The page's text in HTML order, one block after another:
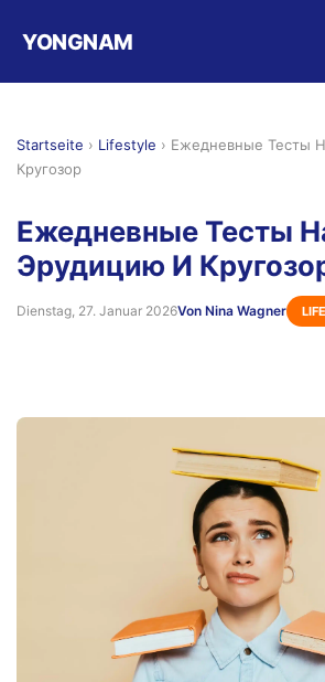
YONGNAM
Startseite › Lifestyle › Ежедневные Тесты
Кругозор
Ежедневные Тесты
Эрудицию И
Dienstag, 27. Januar 2026Von Nina Wagner